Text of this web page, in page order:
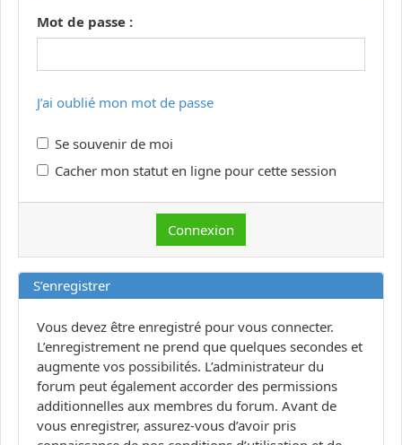
Mot de passe :
J’ai oublié mon mot de passe
Se souvenir de moi
Cacher mon statut en ligne pour cette session
S’enregistrer
Vous devez être enregistré pour vous connecter.
L’enregistrement ne prend que quelques secondes et
augmente vos possibilités. L’administrateur du
forum peut également accorder des permissions
additionnelles aux membres du forum. Avant de
vous enregistrer, assurez-vous d’avoir pris